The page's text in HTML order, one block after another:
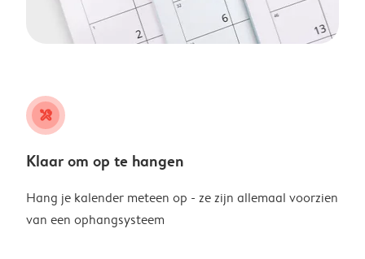
tools
Klaar om op te hangen
Hang je kalender meteen op - ze zijn allemaal voorzien
van een ophangsysteem